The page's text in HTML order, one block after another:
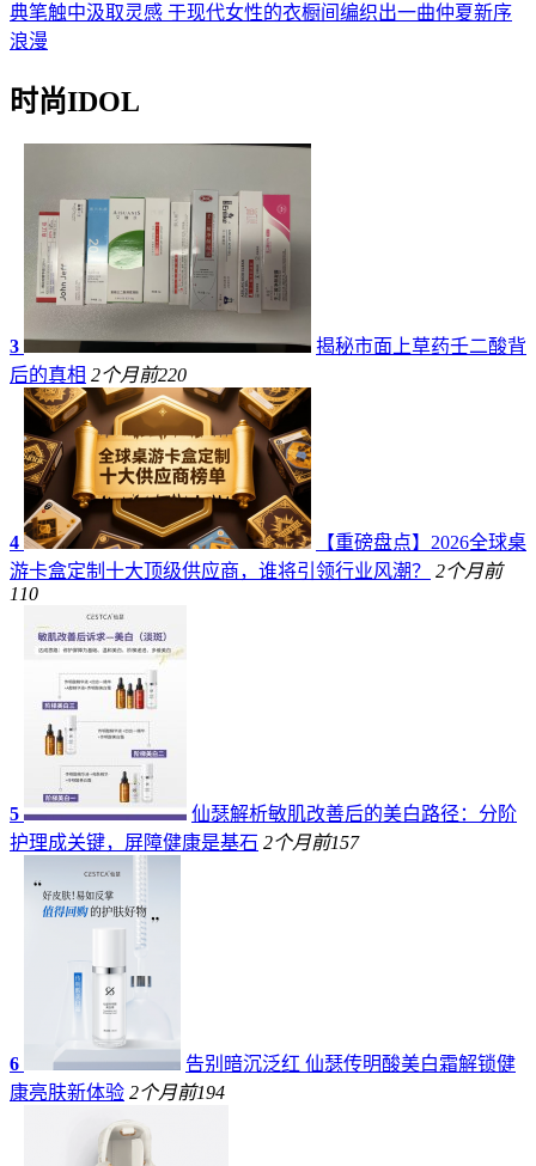
典笔触中汲取灵感 于现代女性的衣橱间编织出一曲仲夏新序
浪漫
时尚IDOL
3
揭秘市面上草药壬二酸背
后的真相 2个月前220
4
【重磅盘点】2026全球桌
游卡盒定制十大顶级供应商，谁将引领行业风潮？
2个月前
110
5
仙瑟解析敏肌改善后的美白路径：分阶
护理成关键，屏障健康是基石 2个月前157
6
告别暗沉泛红 仙瑟传明酸美白霜解锁健
康亮肤新体验 2个月前194